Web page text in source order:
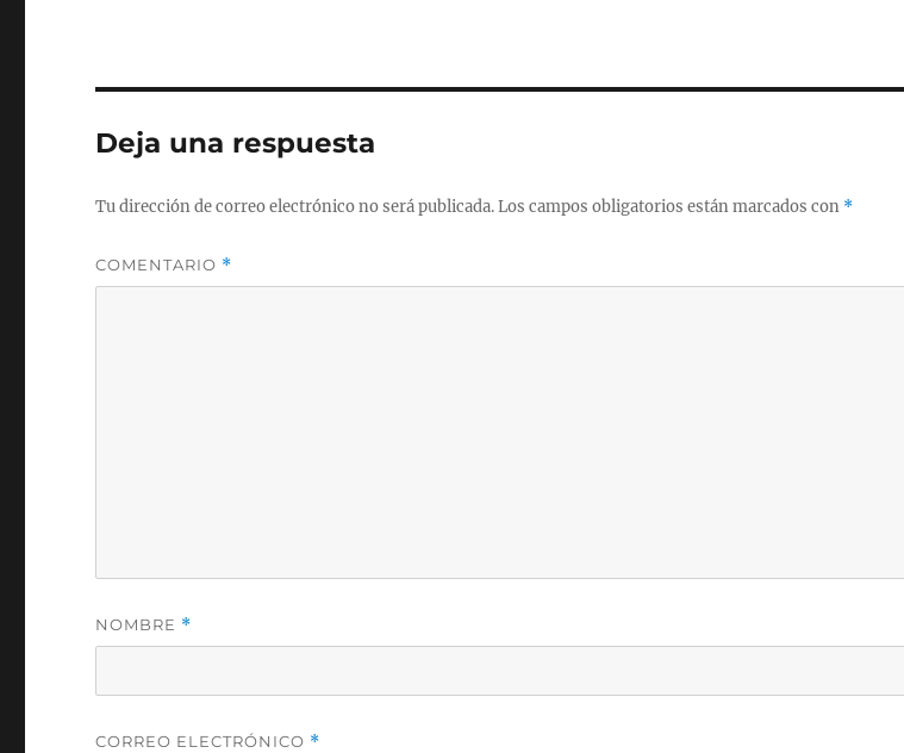
Deja una respuesta
Tu dirección de correo electrónico no será publicada.Los campos obligatorios están marcados con *
COMENTARIO *
NOMBRE *
CORREO ELECTRÓNICO *